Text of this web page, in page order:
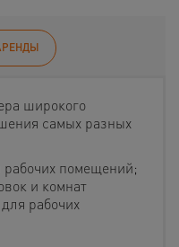
широкого
самых разных
рабочих помещений;
и комнат
рабочих